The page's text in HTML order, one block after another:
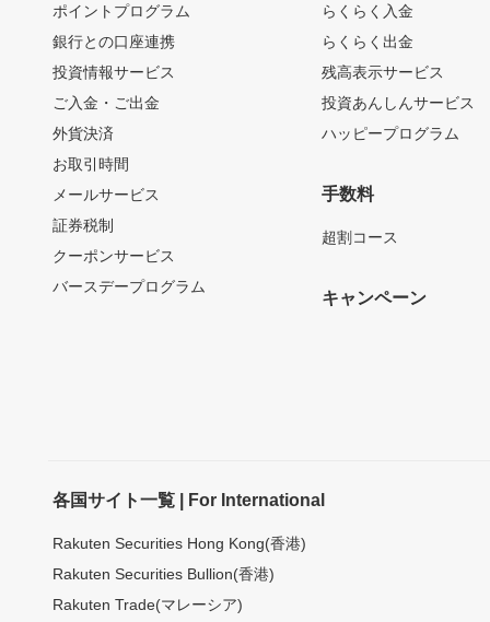
ポイントプログラム
銀行との口座連携
投資情報サービス
ご入金・ご出金
外貨決済
お取引時間
メールサービス
証券税制
クーポンサービス
バースデープログラム
らくらく入金
らくらく出金
残高表示サービス
投資あんしんサービス
ハッピープログラム
手数料
超割コース
キャンペーン
各国サイト一覧 | For International
Rakuten Securities Hong Kong(香港)
Rakuten Securities Bullion(香港)
Rakuten Trade(マレーシア)